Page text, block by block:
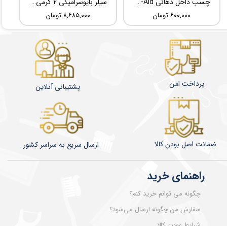
۸,۶۸۵,۰۰۰ تومان ۶۰۰,۰۰۰ تومان
راهنمای خرید
چگونه می توانم خرید کنم؟
سفارش من چگونه ارسال می‌شود؟
​​​​ارسال سریع به سراسر کشور ضمانت اصل بودن کالا
پشتیبانی آنلاین پرداخت امن